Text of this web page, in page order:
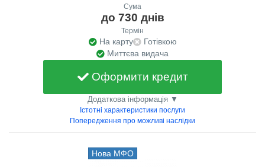
Сума
до 730 днів
Термін
На карту
Готівкою
Миттєва видача
Оформити кредит
Додаткова інформація ▼
Істотні характеристики послуги
Попередження про можливі наслідки
Нова МФО